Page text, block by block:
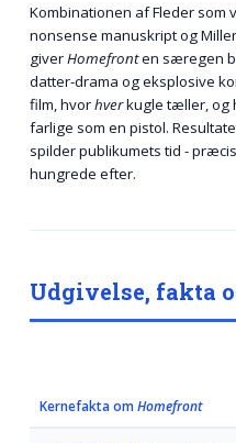
Kombinationen af Fleder som
nonsense manuskript og
giverHomefronten særegen
datter-drama og eksplosive
film, hvorhverkugle tæller, og
farlige som en pistol.
spilder publikumets tid -
hungrede efter.
Udgivelse, fakta
Kernefakta omHomefront